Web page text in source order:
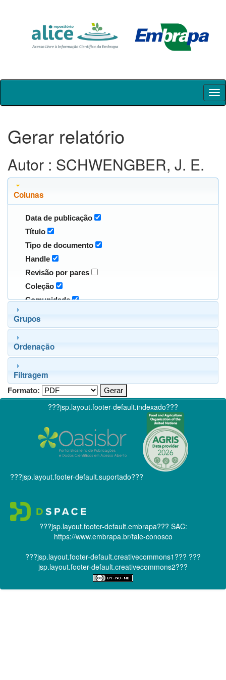
Skip
Gerar relatório
Autor : SCHWENGBER, J. E.
Colunas
Data de publicação
Título
Tipo de documento
Handle
Revisão por pares
Coleção
Comunidade
Grupos
Ordenação
Filtragem
Formato:
???jsp.layout.footer-default.indexado???
???jsp.layout.footer-default.suportado???
???jsp.layout.footer-default.embrapa??? SAC:
https://www.embrapa.br/fale-conosco
???jsp.layout.footer-default.creativecommons1??? ???
jsp.layout.footer-default.creativecommons2???